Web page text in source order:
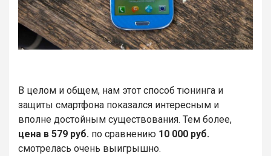
В целом и общем, нам этот способ тюнинга и
защиты смартфона показался интересным и
вполне достойным существования. Тем более,
цена в 579 руб. по сравнению 10 000 руб.
смотрелась очень выигрышно.